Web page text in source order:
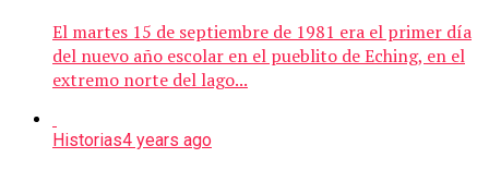
El martes 15 de septiembre de 1981 era el primer día
del nuevo año escolar en el pueblito de Eching, en el
extremo norte del lago...
Historias4 years ago